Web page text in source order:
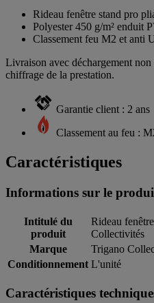
Rideau fenêtre stand pro
Polyester 450 g/m² enduit
Classement feu M2 et anti
Livraison avec déchargement
chiffrage de la prestation.
Garantie client : 2 ans
Classement au feu :
Caractéristiques
Informations sur le
Intitulé du
produit
Rideau
Collectivités
Marque
Trigano
Conditionnement L'unité
Caractéristiques